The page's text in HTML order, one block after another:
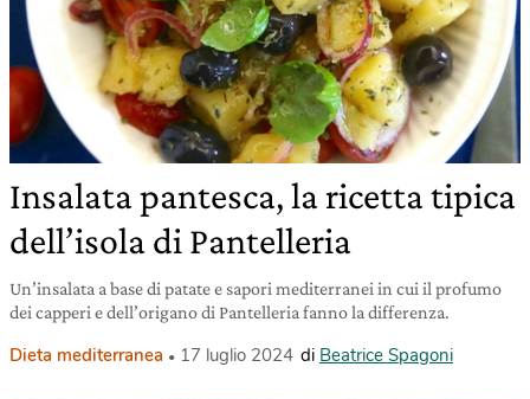
Insalata pantesca, la ricetta tipica
dell’isola di Pantelleria
Un’insalata a base di patate e sapori mediterranei in cui il profumo
dei capperi e dell’origano di Pantelleria fanno la differenza.
Dieta mediterranea 17 luglio 2024 di Beatrice Spagoni